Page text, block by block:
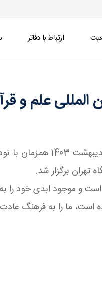
ارتباط با دفاتر
‌المللی علم و
پایگاه اطلاع رسانی
تهران برگزار شد.
است و موجود ابدی خود
ما را به فرهنگ